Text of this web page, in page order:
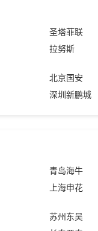
圣塔菲联
拉努斯
北京国安
深圳新鹏城
青岛海牛
上海申花
苏州东吴